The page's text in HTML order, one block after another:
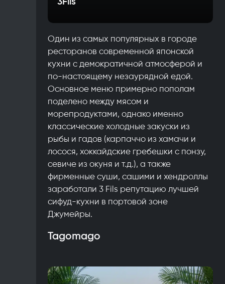
Один из самых популярных в городе
ресторанов современной японской
кухни с демократичной атмосферой и
по-настоящему незаурядной едой.
Основное меню примерно пополам
поделено между мясом и
морепродуктами, однако именно
классические холодные закуски из
рыбы и гадов (карпаччо из хамачи и
лосося, хоккайдские гребешки с понзу,
севиче из окуня и т.д.), а также
фирменные суши, сашими и хендроллы
заработали 3 Fils репутацию лучшей
сифуд-кухни в портовой зоне
Джумейры.
Tagomago